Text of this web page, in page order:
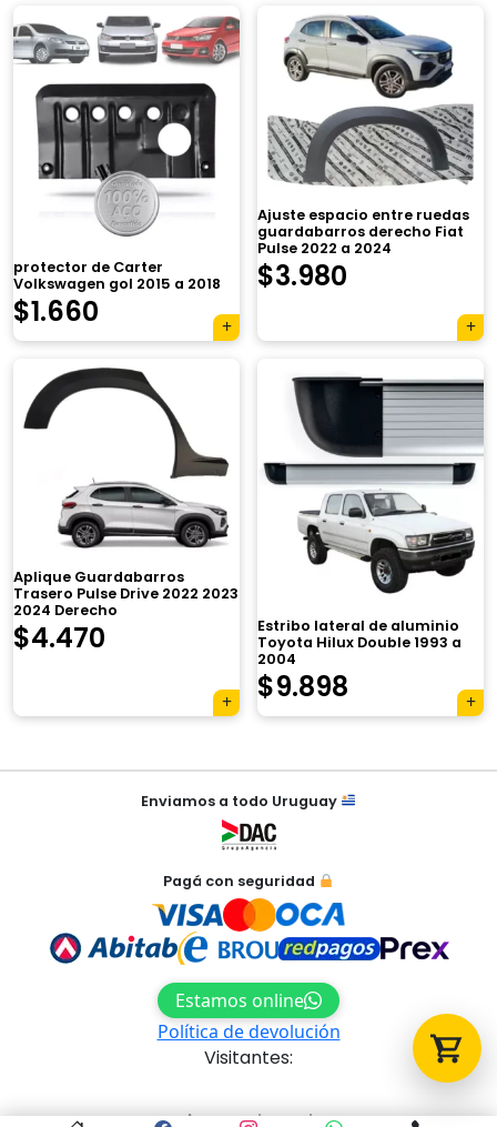
protector de Carter
Volkswagen gol 2015 a 2018
$1.660
Ajuste espacio entre ruedas
guardabarros derecho Fiat
Pulse 2022 a 2024
$3.980
Aplique Guardabarros
Trasero Pulse Drive 2022 2023
2024 Derecho
$4.470
Estribo lateral de aluminio
Toyota Hilux Double 1993 a
2004
$9.898
NavegaciónEnviamos a todo Uruguay
Pagá con seguridad
Estamos online
Política de devolución
Visitantes:
Acceso al panel
×
Tu carrito está vacío.
automáticamente.